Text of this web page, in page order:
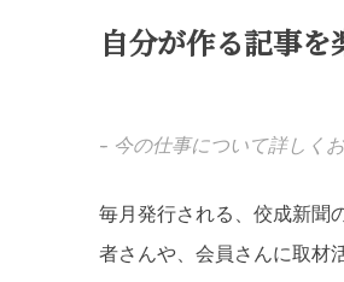
自分が作る記事
-- 今の仕事について詳しく
毎月発行される、佼成新聞
者さんや、会員さんに取材